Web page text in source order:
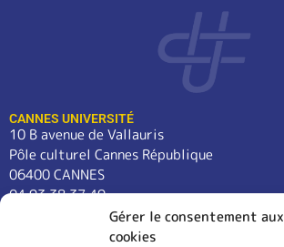
Gérer le consentement aux
cookies
CANNES UNIVERSITÉ
10 B avenue de Vallauris
Pôle culturel Cannes République
06400 CANNES
04 93 38 37 49
contact@cannes-universite.fr